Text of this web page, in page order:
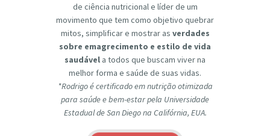
de ciência nutricional e líder de um
movimento que tem como objetivo quebrar
mitos, simplificar e mostrar as verdades
sobre emagrecimento e estilo de vida
saudável a todos que buscam viver na
melhor forma e saúde de suas vidas.
*Rodrigo é certificado em nutrição otimizada
para saúde e bem-estar pela Universidade
Estadual de San Diego na Califórnia, EUA.